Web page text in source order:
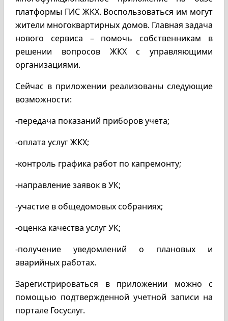
платформы ГИС ЖКХ. Воспользоваться им могут
жители многоквартирных домов. Главная задача
нового сервиса – помочь собственникам в
решении вопросов ЖКХ с управляющими
организациями.
Сейчас в приложении реализованы следующие
возможности:
-передача показаний приборов учета;
-оплата услуг ЖКХ;
-контроль графика работ по капремонту;
-направление заявок в УК;
-участие в общедомовых собраниях;
-оценка качества услуг УК;
-получение уведомлений о плановых и
аварийных работах.
Зарегистрироваться в приложении можно с
помощью подтвержденной учетной записи на
портале Госуслуг.